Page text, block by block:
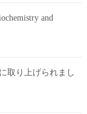
and
取り上げられまし